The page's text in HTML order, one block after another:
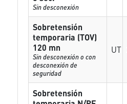
Sin desconexión
Sobretensión
temporaria (TOV)
120 mn
Sin desconexión o con
desconexión de
seguridad
UT
Sobretensión